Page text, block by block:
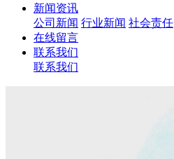
新闻资讯
公司新闻 行业新闻 社会责任
在线留言
联系我们
联系我们